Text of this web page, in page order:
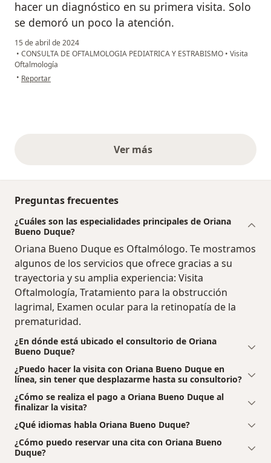
hacer un diagnóstico en su primera visita. Solo
se demoró un poco la atención.
15 de abril de 2024
• CONSULTA DE OFTALMOLOGIA PEDIATRICA Y ESTRABISMO • Visita
Oftalmología
• en opinión del usuario Lorena
Reportar
Ver másopiniones anteriores
Preguntas frecuentes
¿Cuáles son las especialidades principales de Oriana
Bueno Duque?
Oriana Bueno Duque es Oftalmólogo. Te mostramos
algunos de los servicios que ofrece gracias a su
trayectoria y su amplia experiencia: Visita
Oftalmología, Tratamiento para la obstrucción
lagrimal, Examen ocular para la retinopatía de la
prematuridad.
¿En dónde está ubicado el consultorio de Oriana
Bueno Duque?
¿Puedo hacer la visita con Oriana Bueno Duque en
línea, sin tener que desplazarme hasta su consultorio?
¿Cómo se realiza el pago a Oriana Bueno Duque al
finalizar la visita?
¿Qué idiomas habla Oriana Bueno Duque?
¿Cómo puedo reservar una cita con Oriana Bueno
Duque?